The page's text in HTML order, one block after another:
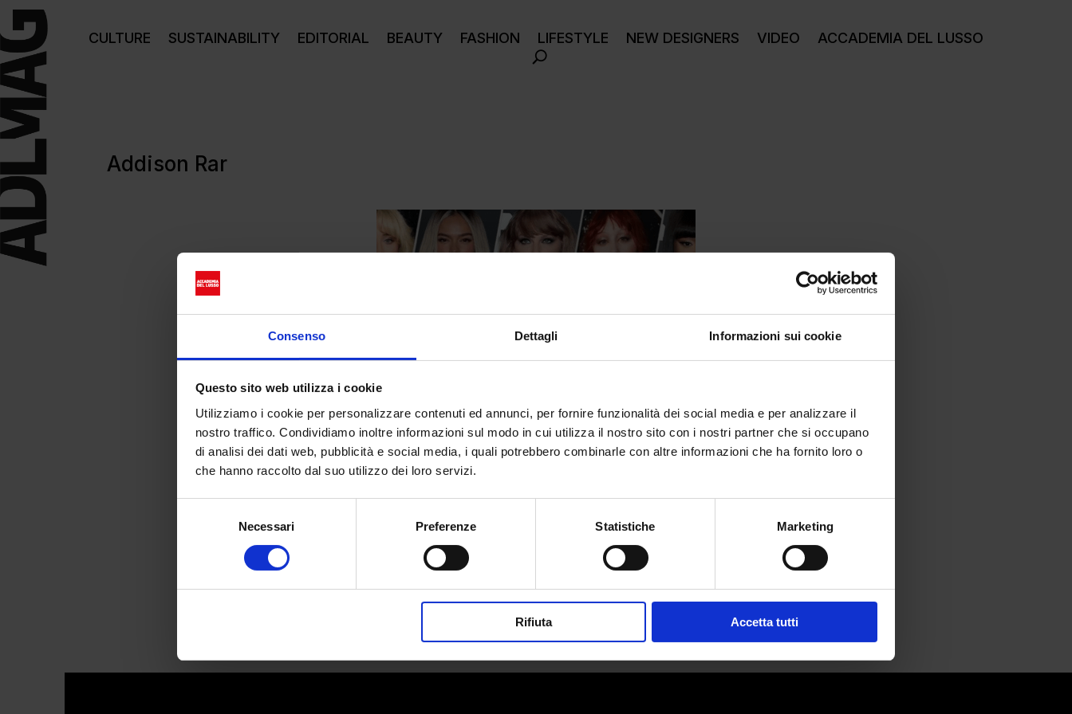
Consenso Dettagli Informazioni sui cookie
Questo sito web utilizza i cookie
Utilizziamo i cookie per personalizzare contenuti ed annunci, per fornire funzionalità dei social media e per analizzare il
nostro traffico. Condividiamo inoltre informazioni sul modo in cui utilizza il nostro sito con i nostri partner che si occupano
di analisi dei dati web, pubblicità e social media, i quali potrebbero combinarle con altre informazioni che ha fornito loro o
che hanno raccolto dal suo utilizzo dei loro servizi.
Necessari Preferenze Statistiche Marketing
Rifiuta Accetta tutti
CULTURE SUSTAINABILITY EDITORIAL BEAUTY FASHION LIFESTYLE NEW DESIGNERS VIDEO ACCADEMIA DEL LUSSO
Addison Rar
MTV Video Music Awards: fashion flops e fashion wins
Scopriamo assieme i migliori (e soprattutto i...